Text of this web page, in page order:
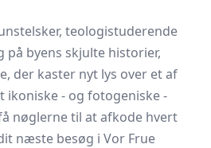
teologistuderende
på byens skjulte historier,
der kaster nyt lys over et af
ikoniske - og fotogeniske -
nøglerne til at afkode hvert
næste besøg i Vor Frue